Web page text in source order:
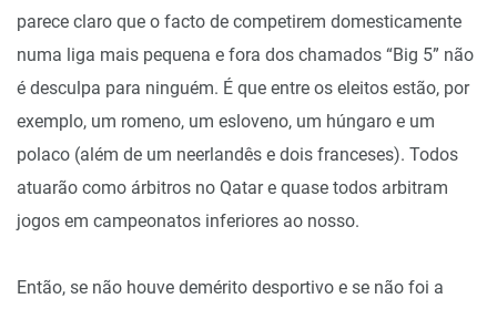
parece claro que o facto de competirem domesticamente
numa liga mais pequena e fora dos chamados “Big 5” não
é desculpa para ninguém. É que entre os eleitos estão, por
exemplo, um romeno, um esloveno, um húngaro e um
polaco (além de um neerlandês e dois franceses). Todos
atuarão como árbitros no Qatar e quase todos arbitram
jogos em campeonatos inferiores ao nosso.
Então, se não houve demérito desportivo e se não foi a